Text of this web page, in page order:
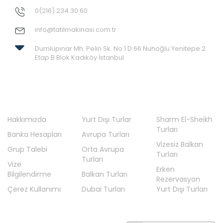
Bursa Hareketli Turlar
Deniz Turları
Diyarbakır Hareketli Turlar
En Çok Tercih Edilenler
Gaziantep Hareketli Turlar
Hollanda Turları
İskandinavya Turları
0(216) 234 30 60
info@tatilmakinasi.com.tr
Dumlupınar Mh. Pelin Sk. No:1 D:66 Nuhoğlu Yenitepe 2.
Etap B Blok Kadıköy İstanbul
Hakkımızda
Banka Hesapları
Grup Talebi
Vize
Bilgilendirme
Çerez Kullanımı
Yurt Dışı Turlar
Avrupa Turları
Orta Avrupa
Turları
Balkan Turları
Dubai Turları
Sharm El-Sheikh
Turları
Vizesiz Balkan
Turları
Erken
Rezervasyon
Yurt Dışı Turları